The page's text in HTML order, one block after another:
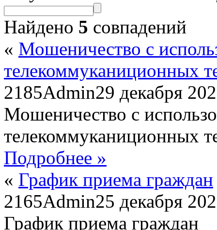
Найдено 5 совпадений
« Мошеничество с
телекоммуканиционных
2185Admin29 декабря
Мошеничество с
телекоммуканиционных
Подробнее »
« График приема граждан
2165Admin25 декабря
График приема граждан